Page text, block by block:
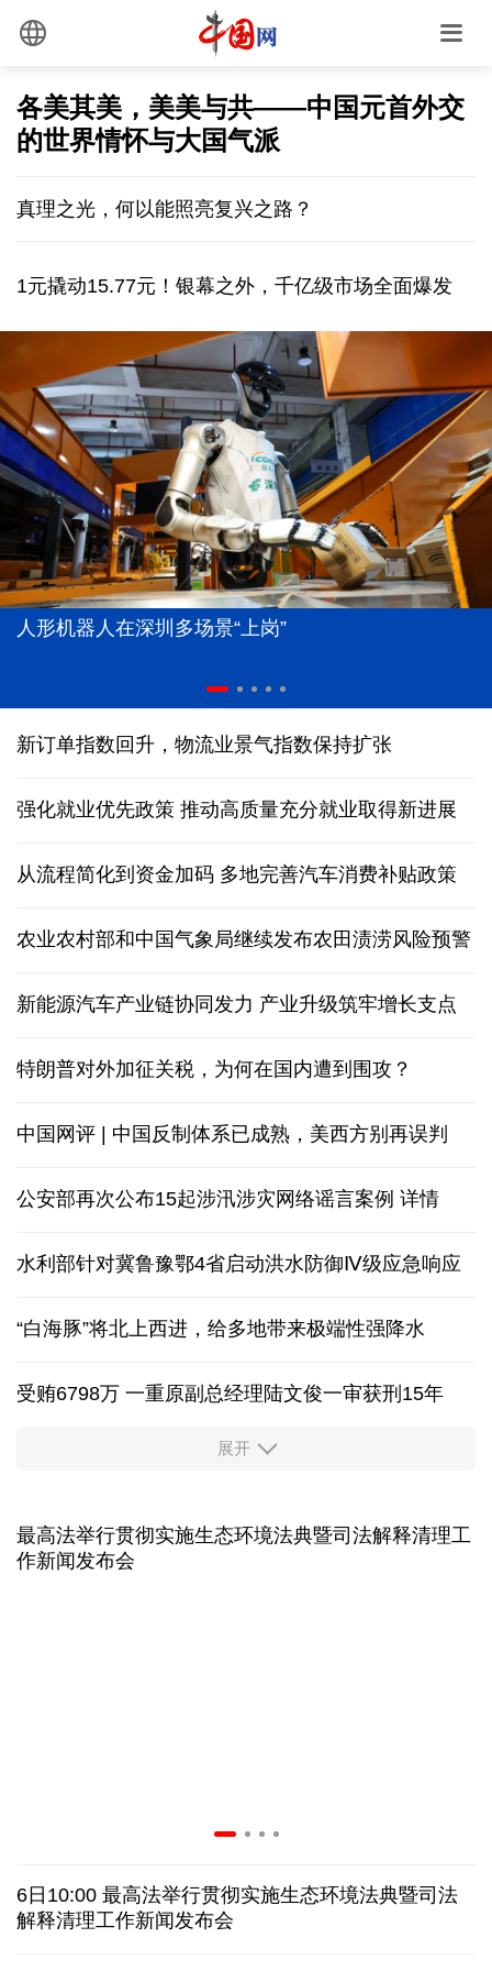
各美其美，美美与共——中国元首外交
的世界情怀与大国气派
真理之光，何以能照亮复兴之路？
1元撬动15.77元！银幕之外，千亿级市场全面爆发
人形机器人在深圳多场景“上岗”
新订单指数回升，物流业景气指数保持扩张
强化就业优先政策 推动高质量充分就业取得新进展
从流程简化到资金加码 多地完善汽车消费补贴政策
农业农村部和中国气象局继续发布农田渍涝风险预警
新能源汽车产业链协同发力 产业升级筑牢增长支点
特朗普对外加征关税，为何在国内遭到围攻？
中国网评 | 中国反制体系已成熟，美西方别再误判
公安部再次公布15起涉汛涉灾网络谣言案例 详情
水利部针对冀鲁豫鄂4省启动洪水防御Ⅳ级应急响应
“白海豚”将北上西进，给多地带来极端性强降水
受贿6798万 一重原副总经理陆文俊一审获刑15年
从中国空调热销欧洲，看中国制造惠及全球
二季度中国清洁能源建设景气指数处于较景气区间
探访泰缅“死亡铁路”，见证日本军国主义侵略罪行
展开
最高法举行贯彻实施生态环境法典暨司法解释清理工
作新闻发布会
6日10:00 最高法举行贯彻实施生态环境法典暨司法
解释清理工作新闻发布会